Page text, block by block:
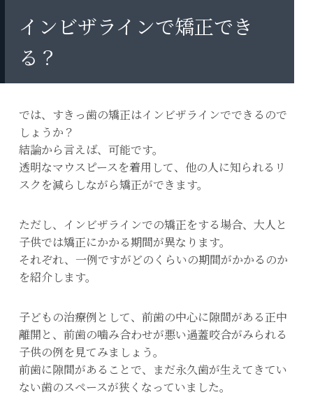
インビザラインで矯正でき
る？
では、すきっ歯の矯正はインビザラインでできるので
しょうか？
結論から言えば、可能です。
透明なマウスピースを着用して、他の人に知られるリ
スクを減らしながら矯正ができます。
ただし、インビザラインでの矯正をする場合、大人と
子供では矯正にかかる期間が異なります。
それぞれ、一例ですがどのくらいの期間がかかるのか
を紹介します。
子どもの治療例として、前歯の中心に隙間がある正中
離開と、前歯の噛み合わせが悪い過蓋咬合がみられる
子供の例を見てみましょう。
前歯に隙間があることで、まだ永久歯が生えてきてい
ない歯のスペースが狭くなっていました。